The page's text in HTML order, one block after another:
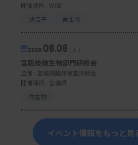
開催場所 : WEB
遺伝子
微生物
2026. 08.08（土）
宮臨技微生物部門研修会
主催 : 宮城県臨床検査技師会
開催場所 : 宮城県
微生物
イベント情報をもっと見